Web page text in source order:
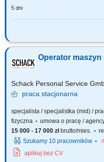
5 dni
Opis stanowiska: Samodzielna
procesu produkcji. Kontrola
rysunkiem technicznym i normami.
Operator maszyn
Schack Personal Service
praca stacjonarna
specjalista / specjalistka (mid) /
fizyczna
umowa o pracę /
15 000 - 17 000 złbrutto/mies.
Szukamy 10 pracowników
aplikuj bez CV